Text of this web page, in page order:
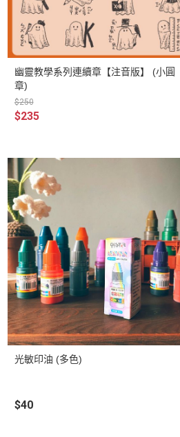
幽靈教學系列連續章【注音版】 (小圓
章)
$250
$235
光敏印油 (多色)
$40